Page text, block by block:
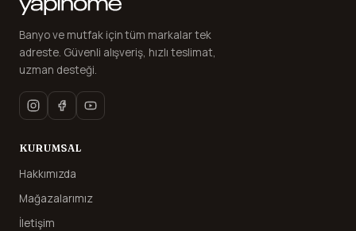
Banyo ve mutfak için tüm markalar tek
adreste. Güvenli alışveriş, hızlı teslimat,
uzman desteği.
KURUMSAL
Hakkımızda
Mağazalarımız
İletişim